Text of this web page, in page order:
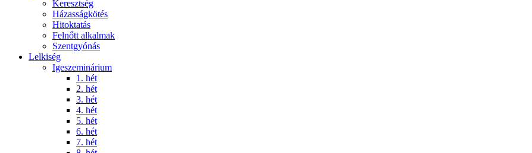
Keresztség
Házasságkötés
Hitoktatás
Felnőtt alkalmak
Szentgyónás
Lelkiség
Igeszeminárium
1. hét
2. hét
3. hét
4. hét
5. hét
6. hét
7. hét